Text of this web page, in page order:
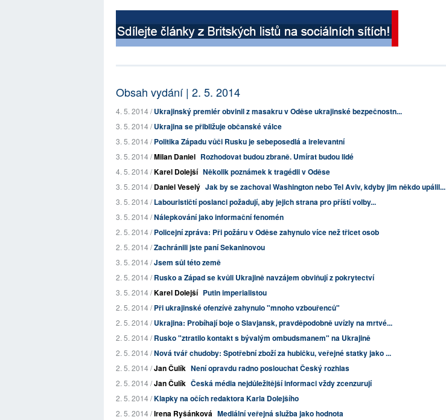
Obsah vydání | 2. 5. 2014
4. 5. 2014 /Ukrajinský premiér obvinil z masakru v Oděse ukrajinské bezpečnostn...
3. 5. 2014 /Ukrajina se přibližuje občanské válce
3. 5. 2014 /Politika Západu vůči Rusku je sebeposedlá a irelevantní
3. 5. 2014 /Milan Daniel Rozhodovat budou zbraně. Umírat budou lidé
4. 5. 2014 /Karel Dolejší Několik poznámek k tragédii v Oděse
3. 5. 2014 /Daniel Veselý Jak by se zachoval Washington nebo Tel Aviv, kdyby jim někdo upálil...
3. 5. 2014 /Labourističtí poslanci požadují, aby jejich strana pro příští volby...
3. 5. 2014 /Nálepkování jako informační fenomén
2. 5. 2014 /Policejní zpráva: Při požáru v Oděse zahynulo více než třicet osob
2. 5. 2014 /Zachránili jste paní Sekaninovou
3. 5. 2014 /Jsem sůl této země
2. 5. 2014 /Rusko a Západ se kvůli Ukrajině navzájem obviňují z pokrytectví
3. 5. 2014 /Karel Dolejší Putin imperialistou
2. 5. 2014 /Při ukrajinské ofenzívě zahynulo "mnoho vzbouřenců"
2. 5. 2014 /Ukrajina: Probíhají boje o Slavjansk, pravděpodobně uvízly na mrtvé...
2. 5. 2014 /Rusko "ztratilo kontakt s bývalým ombudsmanem" na Ukrajině
2. 5. 2014 /Nová tvář chudoby: Spotřební zboží za hubičku, veřejné statky jako ...
2. 5. 2014 /Jan Čulík Není opravdu radno poslouchat Český rozhlas
2. 5. 2014 /Jan Čulík Česká média nejdůležitější informaci vždy zcenzurují
2. 5. 2014 /Klapky na očích redaktora Karla Dolejšího
2. 5. 2014 /Irena Ryšánková Mediální veřejná služba jako hodnota